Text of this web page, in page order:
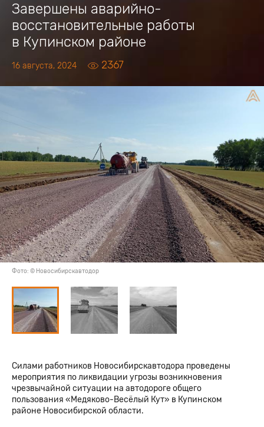
Завершены аварийно-
восстановительные работы
в Купинском районе
16 августа, 2024 2367
Фото: © Новосибирскавтодор
Силами работников Новосибирскавтодора проведены
мероприятия по ликвидации угрозы возникновения
чрезвычайной ситуации на автодороге общего
пользования «Медяково-Весёлый Кут» в Купинском
районе Новосибирской области.